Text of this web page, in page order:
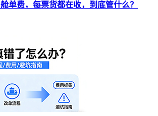
舱单费，每票货都在收，到底管什么？